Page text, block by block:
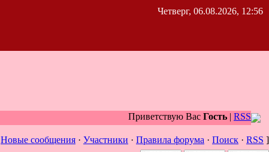
Четверг, 06.08.2026, 12:56
Приветствую Вас Гость | RSS
Новые сообщения · Участники · Правила форума · Поиск · RSS ]